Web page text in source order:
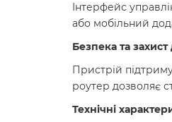
Інтерфейс
або мобільний
Безпека та
Пристрій
роутер дозволяє
Технічні